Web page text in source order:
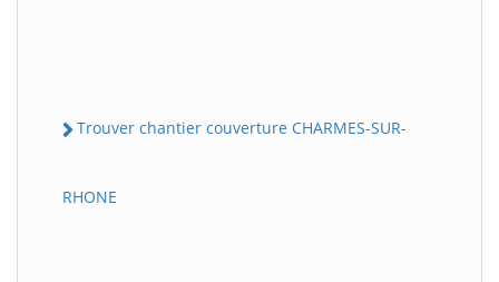
Trouver chantier couverture CHARMES-SUR-
RHONE